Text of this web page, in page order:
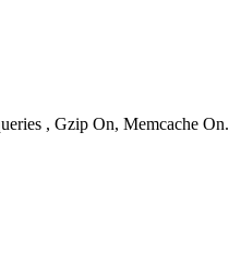
, Gzip On, Memcache On.